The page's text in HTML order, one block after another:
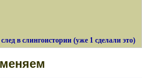
в слингоистории (уже 1 сделали это)